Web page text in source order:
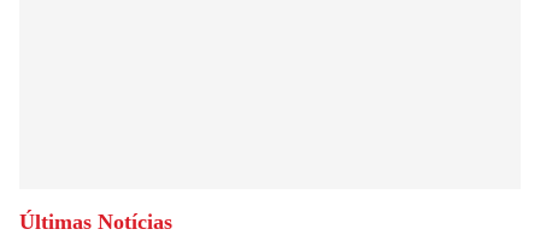
Últimas Notícias